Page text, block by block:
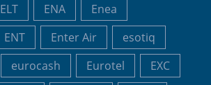
ELT ENA
Enea
ENT Enter Air
esotiq
eurocash Eurotel
EXC